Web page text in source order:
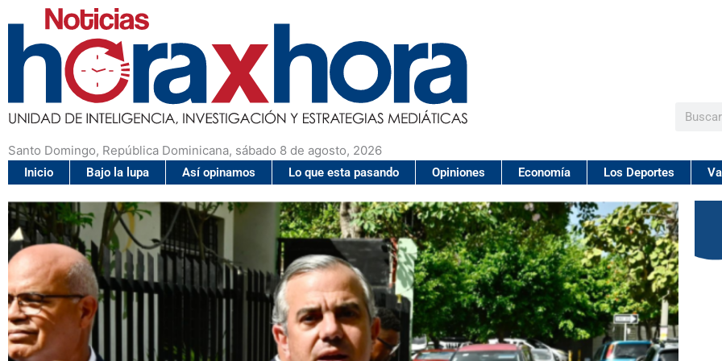
Santo Domingo, República Dominicana, sábado 8 de agosto, 2026
Buscar
Inicio Bajo la lupa Así opinamos Lo que esta pasando Opiniones Economía Los Deportes